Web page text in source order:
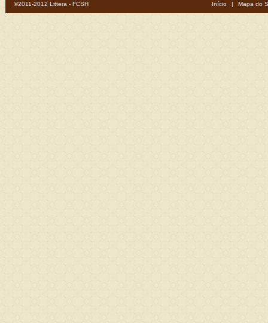
©2011-2012 Littera - FCSH Início | Mapa do